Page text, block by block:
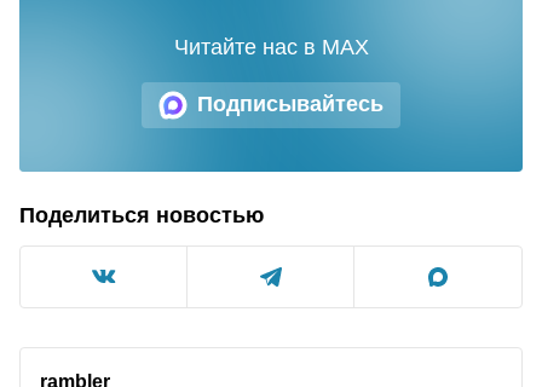
Подписывайтесь
Читайте нас в MAX
Поделиться новостью
rambler